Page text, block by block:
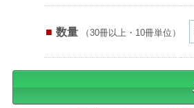
数量 （30冊以上・10冊単位）